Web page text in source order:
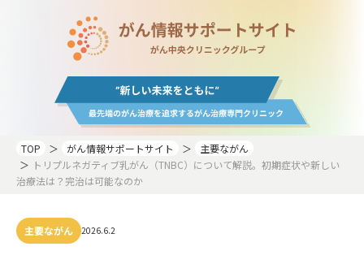
TOP がん情報サポートサイト
主要ながん
トリプルネガティブ乳がん（TNBC）について解説。初期症状や新しい
治療法は？完治は可能なのか
主要ながん 2026.6.2